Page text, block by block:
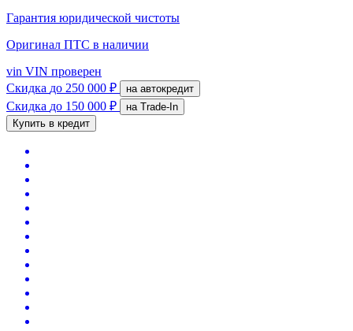
Гарантия юридической чистоты
Оригинал ПТС в наличии
vin VIN проверен
Скидка до 250 000 ₽ на автокредит
Скидка до 150 000 ₽
на Trade-In
Купить в кредит